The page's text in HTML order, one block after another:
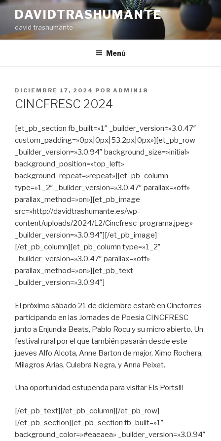
Ir
contenido
DAVIDTRASHUMANTE
david trashumante
Menú
PUBLICADO
EN
DICIEMBRE 17, 2024 POR ADMIN18
CINCFRESC 2024
[et_pb_section fb_built=»1″ _builder_version=»3.0.47″
custom_padding=»0px|0px|53.2px|0px»][et_pb_row
_builder_version=»3.0.94″ background_size=»initial»
background_position=»top_left»
background_repeat=»repeat»][et_pb_column
type=»1_2″ _builder_version=»3.0.47″ parallax=»off»
parallax_method=»on»][et_pb_image
src=»http://davidtrashumante.es/wp-
content/uploads/2024/12/Cincfresc-programa.jpeg»
_builder_version=»3.0.94″][/et_pb_image]
[/et_pb_column][et_pb_column type=»1_2″
_builder_version=»3.0.47″ parallax=»off»
parallax_method=»on»][et_pb_text
_builder_version=»3.0.94″]
El próximo sábado 21 de diciembre estaré en Cinctorres
participando en las Jornades de Poesia CINCFRESC
junto a Enjundia Beats, Pablo Rocu y su micro abierto. Un
festival rural por el que también pasarán desde este
jueves Alfo Alcota, Anne Barton de major, Ximo Rochera,
Milagros Arias, Culebra Negra, y Anna Peixet.
Una oportunidad estupenda para visitar Els Ports!!!
[/et_pb_text][/et_pb_column][/et_pb_row]
[/et_pb_section][et_pb_section fb_built=»1″
background_color=»#eaeaea» _builder_version=»3.0.94″